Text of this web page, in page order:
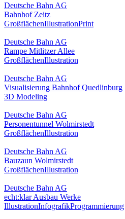
Deutsche Bahn AG
Bahnhof Zeitz
GroßflächenIllustrationPrint
Deutsche Bahn AG
Rampe Mitlitzer Allee
GroßflächenIllustration
Deutsche Bahn AG
Visualisierung Bahnhof Quedlinburg
3D Modeling
Deutsche Bahn AG
Personentunnel Wolmirstedt
GroßflächenIllustration
Deutsche Bahn AG
Bauzaun Wolmirstedt
GroßflächenIllustration
Deutsche Bahn AG
echt:klar Ausbau Werke
IllustrationInfografikProgrammierung